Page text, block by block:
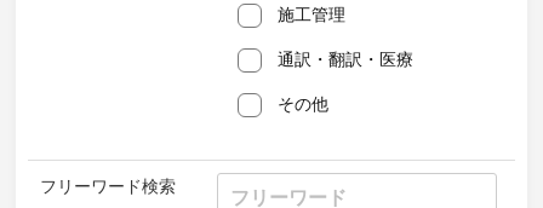
施工管理
通訳・翻訳・医療
その他
フリーワード検索